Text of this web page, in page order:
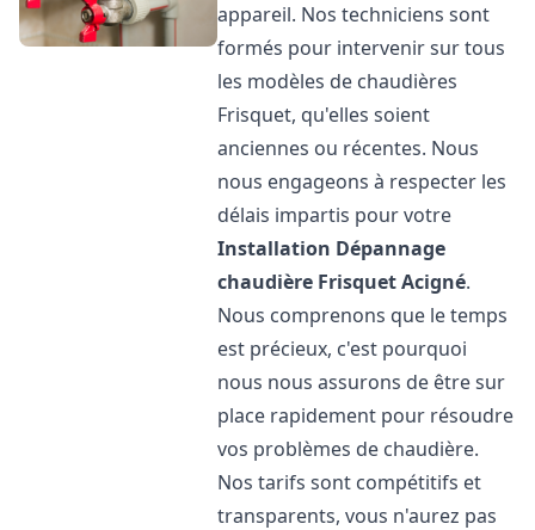
appareil. Nos techniciens sont
formés pour intervenir sur tous
les modèles de chaudières
Frisquet, qu'elles soient
anciennes ou récentes. Nous
nous engageons à respecter les
délais impartis pour votre
Installation Dépannage
chaudière FrisquetAcigné.
Nous comprenons que le temps
est précieux, c'est pourquoi
nous nous assurons de être sur
place rapidement pour résoudre
vos problèmes de chaudière.
Nos tarifs sont compétitifs et
transparents, vous n'aurez pas